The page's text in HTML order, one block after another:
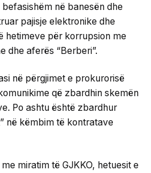
në banesën dhe
pajisje elektronike dhe
hetimeve për korrupsion me
dhe aferës “Berberi”.
në përgjimet e prokurorisë
që zbardhin skemën
Po ashtu është zbardhur
në këmbim të kontratave
miratim të GJKKO, hetuesit e